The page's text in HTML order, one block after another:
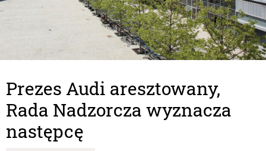
Prezes Audi aresztowany,
Rada Nadzorcza wyznacza
następcę